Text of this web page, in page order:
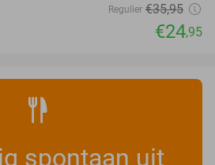
Regulier €35,95
€24,95
spontaan uit